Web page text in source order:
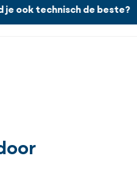
ook technisch de beste?